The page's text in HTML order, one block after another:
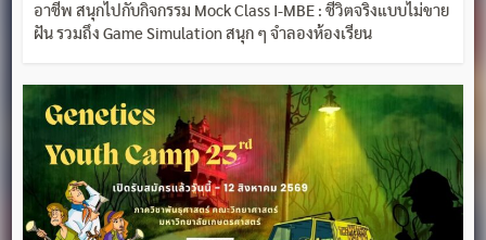
อาชีพ สนุกไปกับกิจกรรม Mock Class I-MBE : ชีวิตจริงแบบไม่ขาย
ฝัน รวมถึง Game Simulation สนุก ๆ จำลองห้องเรียน